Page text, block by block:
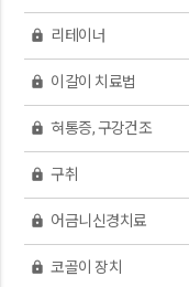
lock 리테이너
lock 이갈이 치료법
lock 혀통증, 구강건조
lock 구취
lock 어금니신경치료
lock 코골이 장치